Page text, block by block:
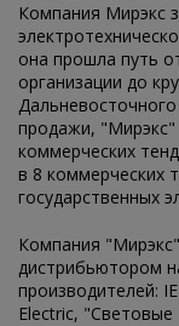
Компания Мирэкс
она прошла путь
организации до
продажи, "Мирэкс"
коммерческих
в 8 коммерческих
государственных
Компания
дистрибьютором
производителей:
Electric, "Световые